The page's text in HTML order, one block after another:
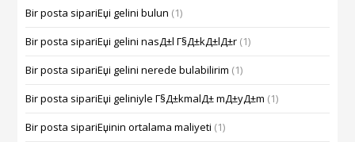
Bir posta sipariЕџi gelini bulun (1)
Bir posta sipariЕџi gelini nasД±l Г§Д±kД±lД±r (1)
Bir posta sipariЕџi gelini nerede bulabilirim (1)
Bir posta sipariЕџi geliniyle Г§Д±kmalД± mД±yД±m (1)
Bir posta sipariЕџinin ortalama maliyeti (1)